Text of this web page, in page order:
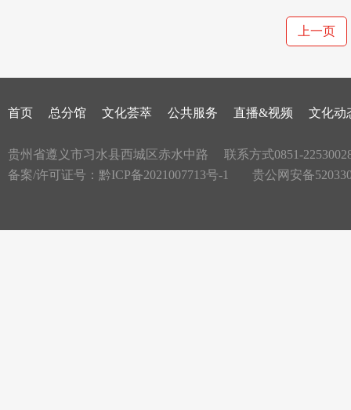
上一页
首页 总分馆 文化荟萃 公共服务 直播&视频 文化动
贵州省遵义市习水县西城区赤水中路
联系方式0851-
备案/许可证号： 黔ICP备2021007713号-1 贵公网安备